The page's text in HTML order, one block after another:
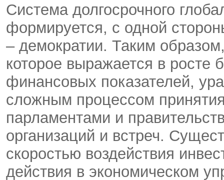
Система долгосрочного
формируется, с одной
– демократии. Таким
которое выражается в росте
финансовых показателей,
сложным процессом
парламентами и
организаций и встреч.
скоростью воздействия
действия в экономическом